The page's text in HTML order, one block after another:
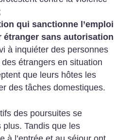
qui sanctionne l’emploi
étranger sans autorisation
à inquiéter des personnes
étrangers en situation
que leurs hôtes les
des tâches domestiques.
des poursuites se
Tandis que les